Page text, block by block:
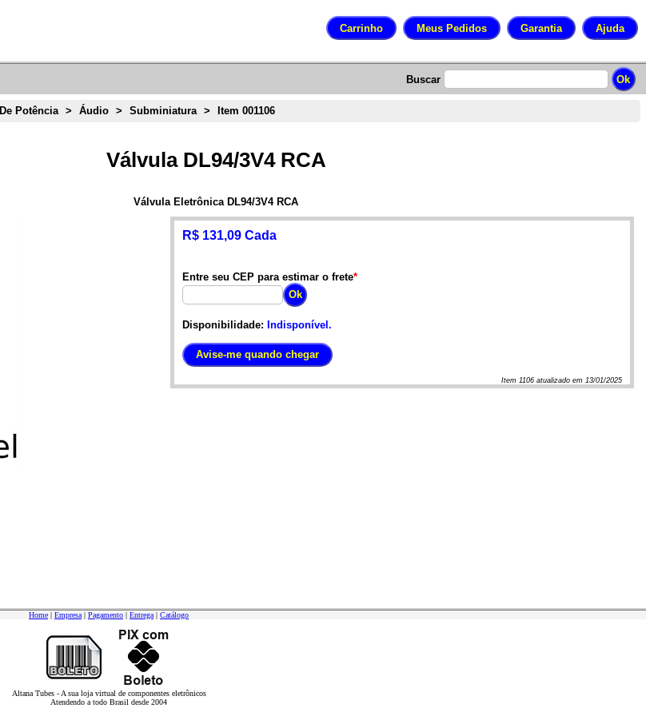
Buscar
De Potência > Áudio > Subminiatura > Item 001106
Válvula DL94/3V4 RCA
Válvula Eletrônica DL94/3V4 RCA
R$ 131,09 Cada
Entre seu CEP para estimar o frete*
Disponibilidade: Indisponível.
Item 1106 atualizado em 13/01/2025
Home | Empresa | Pagamento | Entrega | Catálogo
Altana Tubes - A sua loja virtual de componentes eletrônicos
Atendendo a todo Brasil desde 2004